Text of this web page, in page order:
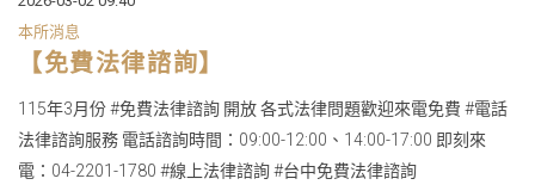
本所消息
【免費法律諮詢】
115年3月份 #免費法律諮詢 開放 各式法律問題歡迎來電免費 #電話
法律諮詢服務 電話諮詢時間：09:00-12:00、14:00-17:00 即刻來
電：04-2201-1780 #線上法律諮詢 #台中免費法律諮詢